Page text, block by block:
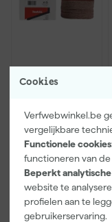
Cookies
Verfwebwinkel.be
vergelijkbare
Functionele
functioneren van
Beperkt
website te
profielen aan te
gebruikerservaring.
Makita P-
n - 125 x K60 -
Hout (50st)
Morgen
bezorgd
39,00
incl. BTW